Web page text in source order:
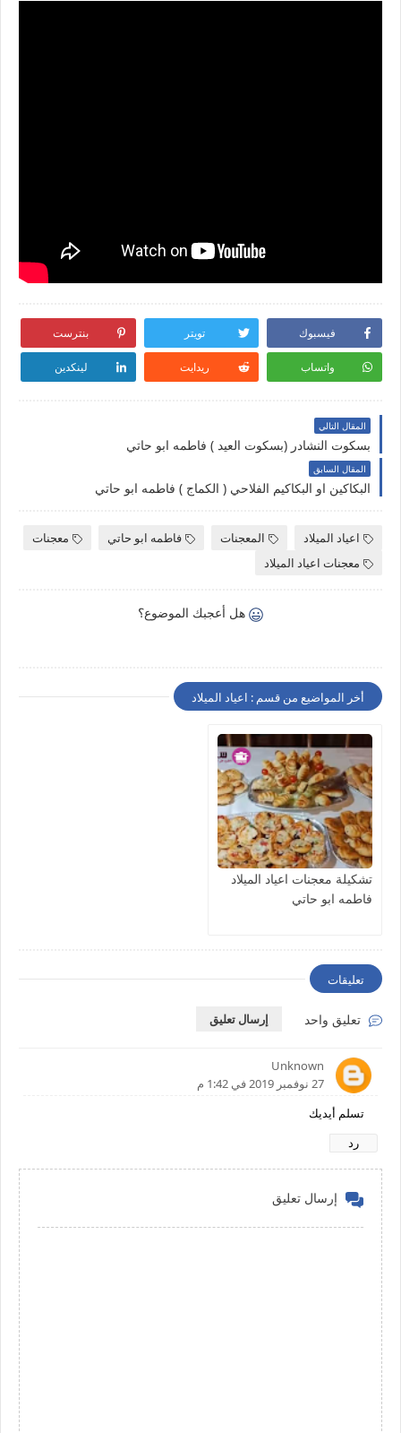
فيسبوك تويتر بنترست
واتساب ريدايت لينكدين
المقال التالي
بسكوت النشادر (بسكوت العيد ) فاطمه ابو حاتي
المقال السابق
البكاكين او البكاكيم الفلاحي ( الكماج ) فاطمه ابو حاتي
اعياد الميلاد المعجنات فاطمه ابو حاتي
معجنات
معجنات اعياد الميلاد
هل أعجبك الموضوع؟
أخر المواضيع من قسم : اعياد الميلاد
تشكيلة معجنات اعياد الميلاد
فاطمه ابو حاتي
تعليقات
تعليق واحد إرسال تعليق
Unknown
27 نوفمبر 2019 في 1:42 م
تسلم أيديك
رد
إرسال تعليق